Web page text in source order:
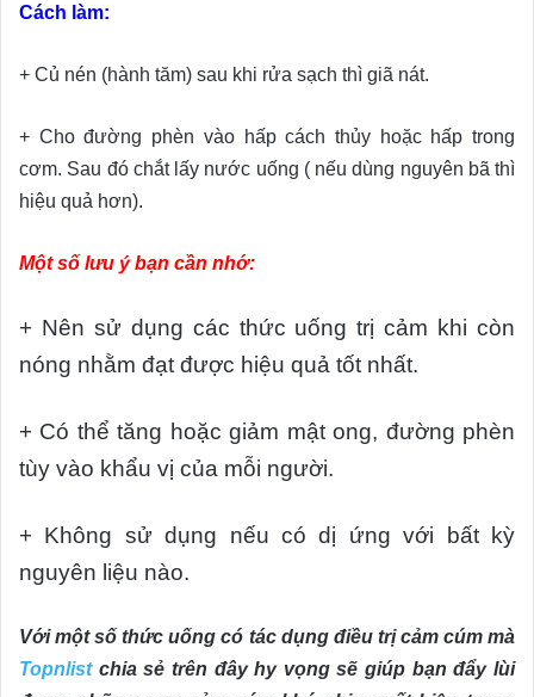
Cách làm:
+ Củ nén (hành tăm) sau khi rửa sạch thì giã nát.
+ Cho đường phèn vào hấp cách thủy hoặc hấp trong
cơm. Sau đó chắt lấy nước uống ( nếu dùng nguyên bã thì
hiệu quả hơn).
Một số lưu ý bạn cần nhớ:
+ Nên sử dụng các thức uống trị cảm khi còn
nóng nhằm đạt được hiệu quả tốt nhất.
+ Có thể tăng hoặc giảm mật ong, đường phèn
tùy vào khẩu vị của mỗi người.
+ Không sử dụng nếu có dị ứng với bất kỳ
nguyên liệu nào.
Với một số thức uống có tác dụng điều trị cảm cúm mà
Topnlistchia sẻ trên đây hy vọng sẽ giúp bạn đẩy lùi